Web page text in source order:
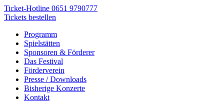
Ticket-Hotline 0651 9790777
Tickets bestellen
Programm
Spielstätten
Sponsoren & Förderer
Das Festival
Förderverein
Presse / Downloads
Bisherige Konzerte
Kontakt